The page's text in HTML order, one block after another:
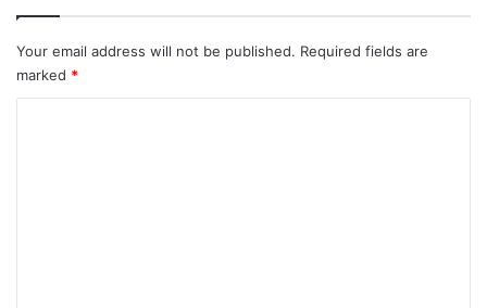
Your email address will not be published. Required fields are
marked *